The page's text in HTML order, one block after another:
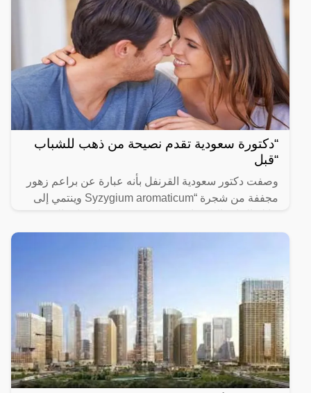
“دكتورة سعودية تقدم نصيحة من ذهب للشباب
“قبل
وصفت دكتور سعودية القرنفل بأنه عبارة عن براعم زهور
مجففة من شجرة “Syzygium aromaticum وينتمي إلى
ينمو في